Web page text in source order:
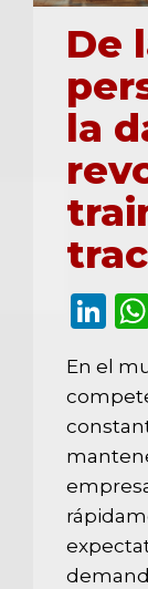
De
la
En el